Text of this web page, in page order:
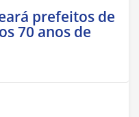
prefeitos de
70 anos de